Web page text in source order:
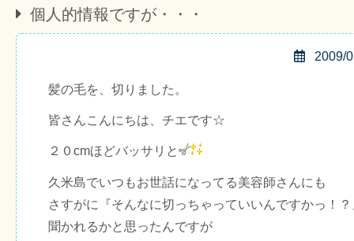
個人的情報ですが・・・
2009/
髪の毛を、切りました。
皆さんこんにちは、チエです☆
２０cmほどバッサリと
久米島でいつもお世話になってる美容師さんにも
さすがに『そんなに切っちゃっていいんですかっ！
聞かれるかと思ったんですが